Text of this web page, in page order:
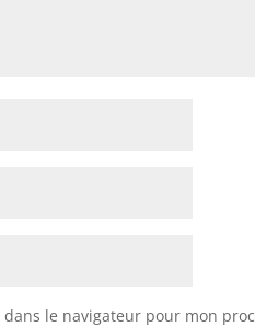
le navigateur pour mon